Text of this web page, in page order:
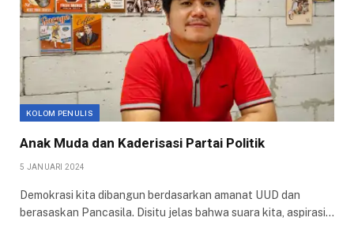
KOLOM PENULIS
Anak Muda dan Kaderisasi Partai Politik
5 JANUARI 2024
Demokrasi kita dibangun berdasarkan amanat UUD dan
berasaskan Pancasila. Disitu jelas bahwa suara kita, aspirasi…